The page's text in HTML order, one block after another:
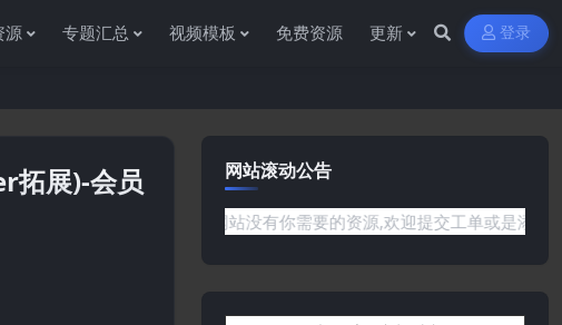
源 专题汇总 视频模板 免费资源 更新 登录
展)-会员
网站滚动公告
遇到任何问题或是网站没有你需要的资源,欢迎提交工单或是添加客服微信